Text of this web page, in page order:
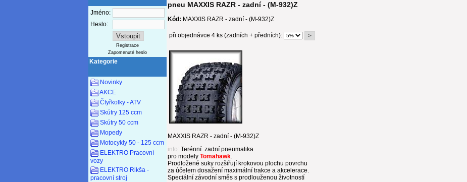
Jméno:
Heslo:
Registrace
Zapomenuté heslo
Kategorie
Novinky
AKCE
Čtyřkolky - ATV
Skútry 125 ccm
Skútry 50 ccm
Mopedy
Motocykly 50 - 125 ccm
ELEKTRO Pracovní
vozy
ELEKTRO Rikša -
pracovní stroj
pneu MAXXIS RAZR - zadní - (M-932)Z
Kód: MAXXIS RAZR - zadní - (M-932)Z
při objednávce 4 ks (zadních + předních):
MAXXIS RAZR - zadní - (M-932)Z
info: Terénní zadní pneumatika
pro modely Tomahawk.
Prodložené suky rozšiřují krokovou plochu povrchu
za účelem dosažení maximální trakce a akcelerace.
Speciální závodní směs s prodlouženou životností